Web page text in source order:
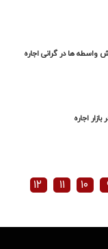
واسطه ها در گرانی اجاره
اجاره
۱۰ ۱۱ ۱۲